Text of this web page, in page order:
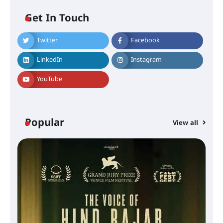
Get In Touch
Twitter Facebook
LinkedIn Instagram
YouTube
Popular View all
സെന്റ് ജോസഫ്സ് കോളജ്